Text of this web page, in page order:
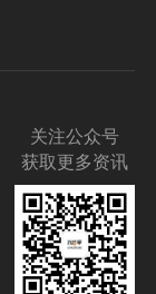
关注公众号
获取更多资讯